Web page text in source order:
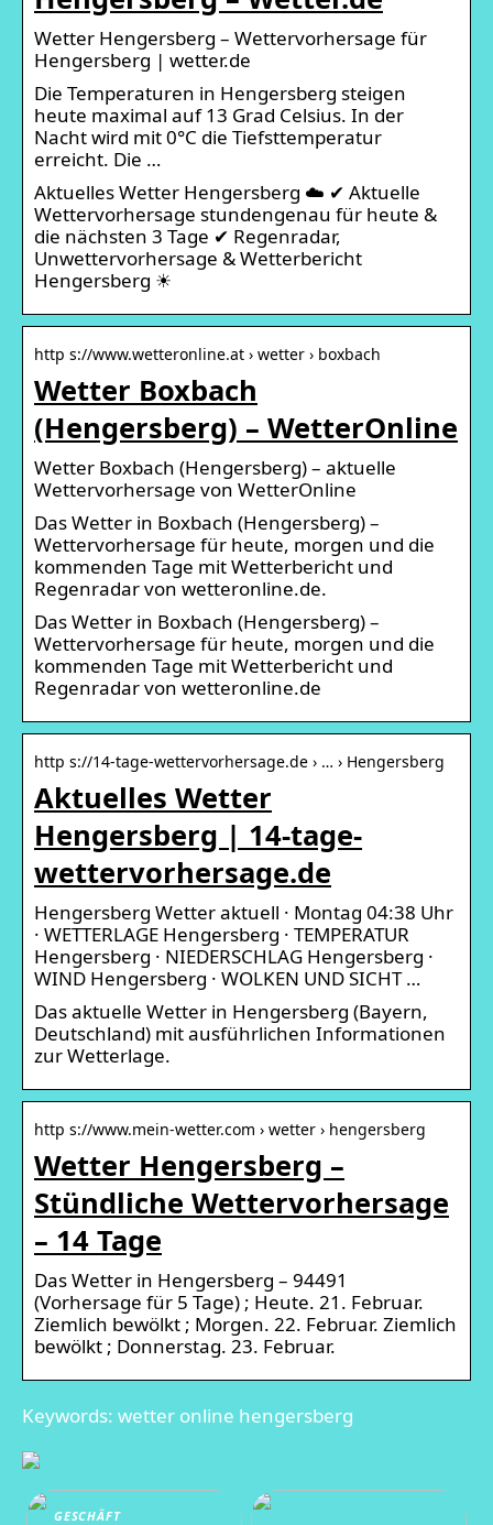
Wetter Hengersberg – Wettervorhersage für
Hengersberg | wetter.de
Die Temperaturen in Hengersberg steigen
heute maximal auf 13 Grad Celsius. In der
Nacht wird mit 0°C die Tiefsttemperatur
erreicht. Die …
Aktuelles Wetter Hengersberg ☁️ ✔ Aktuelle
Wettervorhersage stundengenau für heute &
die nächsten 3 Tage ✔ Regenradar,
Unwettervorhersage & Wetterbericht
Hengersberg ☀
http s://www.wetteronline.at › wetter › boxbach
Wetter Boxbach
(Hengersberg) – WetterOnline
Wetter Boxbach (Hengersberg) – aktuelle
Wettervorhersage von WetterOnline
Das Wetter in Boxbach (Hengersberg) –
Wettervorhersage für heute, morgen und die
kommenden Tage mit Wetterbericht und
Regenradar von wetteronline.de.
Das Wetter in Boxbach (Hengersberg) –
Wettervorhersage für heute, morgen und die
kommenden Tage mit Wetterbericht und
Regenradar von wetteronline.de
http s://14-tage-wettervorhersage.de › … › Hengersberg
Aktuelles Wetter
Hengersberg | 14-tage-
wettervorhersage.de
Hengersberg Wetter aktuell · Montag 04:38 Uhr
· WETTERLAGE Hengersberg · TEMPERATUR
Hengersberg · NIEDERSCHLAG Hengersberg ·
WIND Hengersberg · WOLKEN UND SICHT …
Das aktuelle Wetter in Hengersberg (Bayern,
Deutschland) mit ausführlichen Informationen
zur Wetterlage.
http s://www.mein-wetter.com › wetter › hengersberg
Wetter Hengersberg –
Stündliche Wettervorhersage
– 14 Tage
Das Wetter in Hengersberg – 94491
(Vorhersage für 5 Tage) ; Heute. 21. Februar.
Ziemlich bewölkt ; Morgen. 22. Februar. Ziemlich
bewölkt ; Donnerstag. 23. Februar.
Keywords: wetter online hengersberg
GESCHÄFT